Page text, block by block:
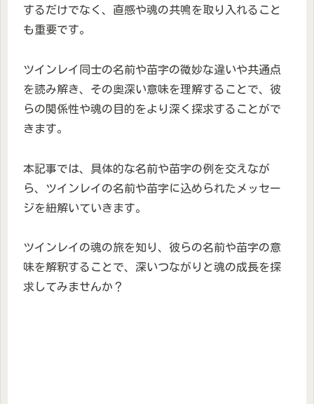
するだけでなく、直感や魂の共鳴を取り入れること
も重要です。
ツインレイ同士の名前や苗字の微妙な違いや共通点
を読み解き、その奥深い意味を理解することで、彼
らの関係性や魂の目的をより深く探求することがで
きます。
本記事では、具体的な名前や苗字の例を交えなが
ら、ツインレイの名前や苗字に込められたメッセー
ジを紐解いていきます。
ツインレイの魂の旅を知り、彼らの名前や苗字の意
味を解釈することで、深いつながりと魂の成長を探
求してみませんか？